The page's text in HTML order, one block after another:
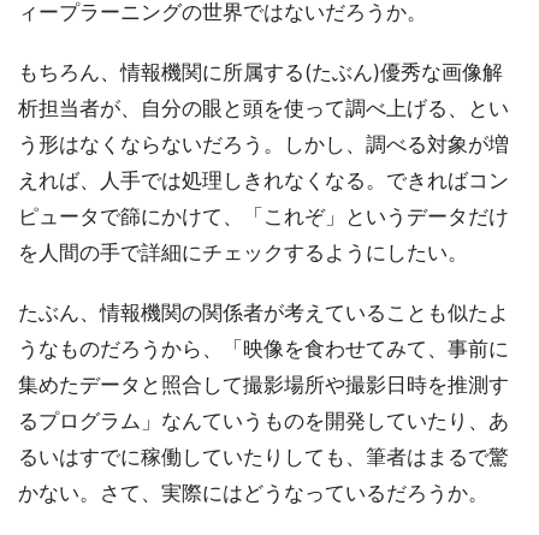
ィープラーニングの世界ではないだろうか。
もちろん、情報機関に所属する(たぶん)優秀な画像解
析担当者が、自分の眼と頭を使って調べ上げる、とい
う形はなくならないだろう。しかし、調べる対象が増
えれば、人手では処理しきれなくなる。できればコン
ピュータで篩にかけて、「これぞ」というデータだけ
を人間の手で詳細にチェックするようにしたい。
たぶん、情報機関の関係者が考えていることも似たよ
うなものだろうから、「映像を食わせてみて、事前に
集めたデータと照合して撮影場所や撮影日時を推測す
るプログラム」なんていうものを開発していたり、あ
るいはすでに稼働していたりしても、筆者はまるで驚
かない。さて、実際にはどうなっているだろうか。